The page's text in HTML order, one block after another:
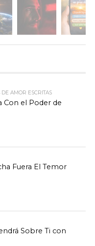
AMOR ESCRITAS
Con el Poder de
Fuera El Temor
Sobre Ti con